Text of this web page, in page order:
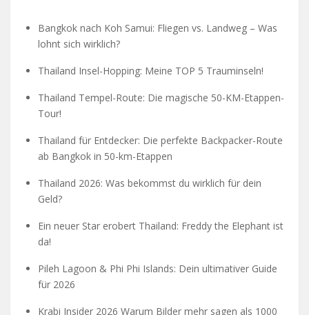
Bangkok nach Koh Samui: Fliegen vs. Landweg – Was
lohnt sich wirklich?
Thailand Insel-Hopping: Meine TOP 5 Trauminseln!
Thailand Tempel-Route: Die magische 50-KM-Etappen-
Tour!
Thailand für Entdecker: Die perfekte Backpacker-Route
ab Bangkok in 50-km-Etappen
Thailand 2026: Was bekommst du wirklich für dein
Geld?
Ein neuer Star erobert Thailand: Freddy the Elephant ist
da!
Pileh Lagoon & Phi Phi Islands: Dein ultimativer Guide
für 2026
Krabi Insider 2026 Warum Bilder mehr sagen als 1000